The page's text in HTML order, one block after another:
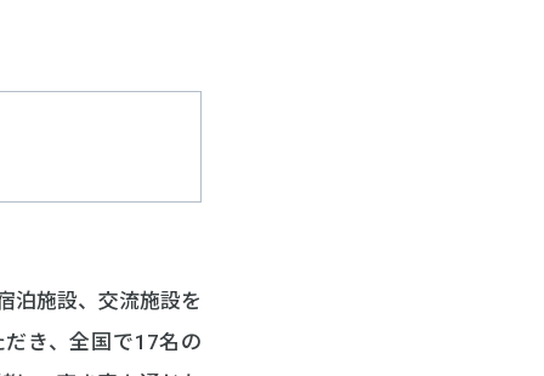
泊施設、交流施設を
き、全国で17名の